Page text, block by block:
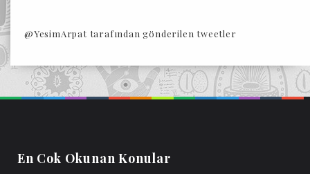
@YesimArpat tarafından gönderilen tweetler
En Cok Okunan Konular